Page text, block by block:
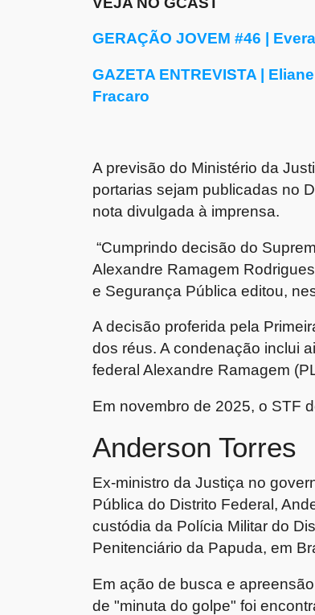
GERAÇÃO JOVEM #46 |
GAZETA ENTREVISTA |
Fracaro
A previsão do Ministério da
portarias sejam publicadas no
nota divulgada à imprensa.
“Cumprindo decisão do
Alexandre Ramagem
e Segurança Pública editou,
A decisão proferida pela
dos réus. A condenação inclui
federal Alexandre Ramagem
Em novembro de 2025, o STF
Anderson Torres
Ex-ministro da Justiça no
Pública do Distrito Federal,
custódia da Polícia Militar do
Penitenciário da Papuda, em
Em ação de busca e
de "minuta do golpe" foi